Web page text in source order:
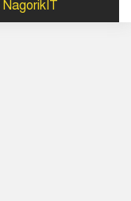
NagorikIT